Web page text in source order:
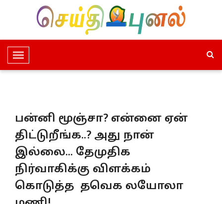
T
o
e
N
a
v
g
a
t
பன்னி மூஞ்சா? என்னை ஏன்
திட்டுறீங்க..? அது நான்
இல்லை... தேமுதிக
நிர்வாகிக்கு விளக்கம்
கொடுத்த தவெக லயோலா